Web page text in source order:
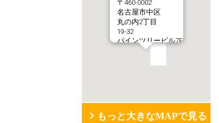
〒460-0002
名古屋市中区
丸の内2丁目
19-32
パインツリービル7F
もっと大きなMAPで見る